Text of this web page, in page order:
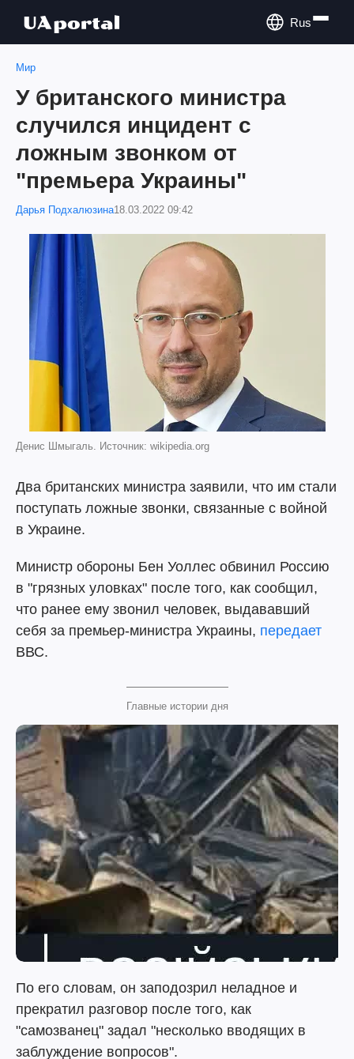
Rus
Мир
У британского министра
случился инцидент с
ложным звонком от
"премьера Украины"
Дарья Подхалюзина18.03.2022 09:42
Денис Шмыгаль. Источник: wikipedia.org
Два британских министра заявили, что им стали
поступать ложные звонки, связанные с войной
в Украине.
Министр обороны Бен Уоллес обвинил Россию
в "грязных уловках" после того, как сообщил,
что ранее ему звонил человек, выдававший
себя за премьер-министра Украины, передает
ВВС.
Главные истории дня
По его словам, он заподозрил неладное и
прекратил разговор после того, как
"самозванец" задал "несколько вводящих в
заблуждение вопросов".